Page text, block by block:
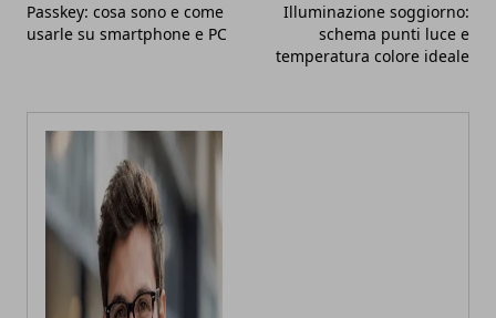
Passkey: cosa sono e come
usarle su smartphone e PC
Illuminazione soggiorno:
schema punti luce e
temperatura colore ideale